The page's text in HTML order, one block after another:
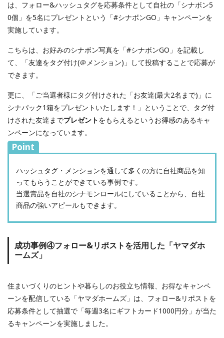
は、フォロー&ハッシュタグを応募条件として自社の「シナボン5
0個」を5名にプレゼントという「#シナボンGO」キャンペーンを
実施しています。
こちらは、お好みのシナボン写真を「#シナボンGO」を記載し
て、「友達をタグ付け(＠メンション)」して投稿することで応募が
できます。
更に、「ご当選者様にタグ付けされた「お友達(最大2名まで)」に
シナパック1箱をプレゼントいたします！」ということで、タグ付
けされた友達までプレゼントをもらえるというお得感のあるキャ
ンペーンになっています。
Point
ハッシュタグ・メンションを通して多くの方に自社商品を知
ってもらうことができている事例です。
当選賞品を自社のシナモンロールにしていることから、自社
商品の強いアピールもできます。
成功事例④フォロー&リポストを活用した「ヤマダホ
ームズ」
住まいづくりのヒントや暮らしのお役立ち情報、お得なキャンペ
ーンを配信している「ヤマダホームズ」は、フォロー&リポストを
応募条件として抽選で「毎週3名にギフトカード1000円分」が当た
るキャンペーンを実施しました。